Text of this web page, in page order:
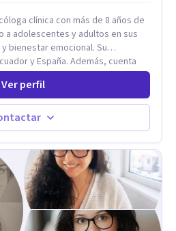
clínica con más de 8 años de
a adolescentes y adultos en sus
bienestar emocional. Su
y España. Además, cuenta
(INEFOC) y diversos
su práctica profesional. Se
dependencia
personal, prevención del
de pareja, siempre con un
Recibir terapia desde la
tu propio espacio. Acceder a un
sin importar en qué lugar te
Ver perfil